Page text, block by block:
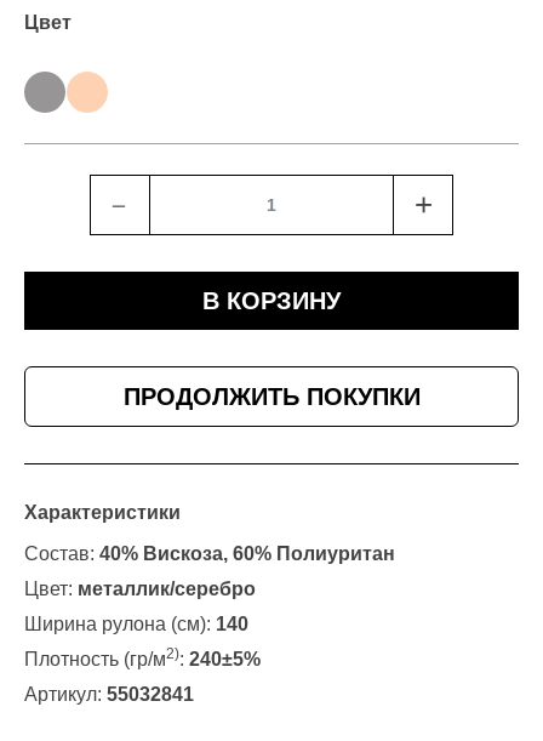
Цвет
﹣ +
В КОРЗИНУ
ПРОДОЛЖИТЬ ПОКУПКИ
Характеристики
Состав: 40% Вискоза, 60% Полиуритан
Цвет: металлик/серебро
Ширина рулона (см): 140
Плотность (гр/м2): 240±5%
Артикул: 55032841